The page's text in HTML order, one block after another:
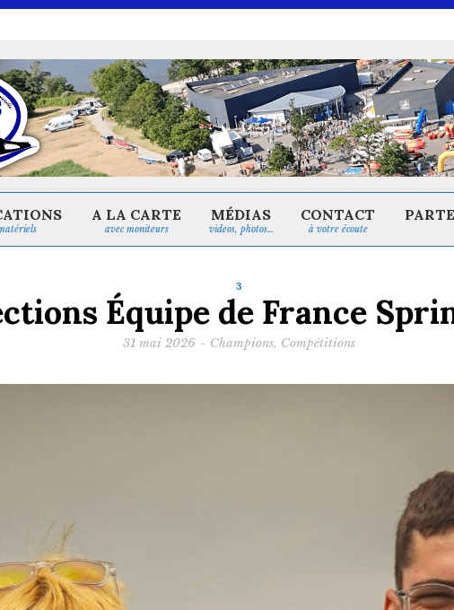
avec moniteurs
A LA CARTE
videos, photos…
MÉDIAS
à votre écoute
CONTACT
3
Équipe de France
31 mai 2026 - Champions, Compétitions